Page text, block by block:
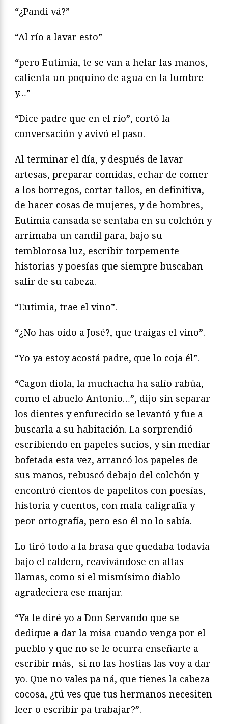
“¿Pandi vá?”
“Al río a lavar esto”
“pero Eutimia, te se van a helar las manos,
calienta un poquino de agua en la lumbre
y…”
“Dice padre que en el río”, cortó la
conversación y avivó el paso.
Al terminar el día, y después de lavar
artesas, preparar comidas, echar de comer
a los borregos, cortar tallos, en definitiva,
de hacer cosas de mujeres, y de hombres,
Eutimia cansada se sentaba en su colchón y
arrimaba un candil para, bajo su
temblorosa luz, escribir torpemente
historias y poesías que siempre buscaban
salir de su cabeza.
“Eutimia, trae el vino”.
“¿No has oído a José?, que traigas el vino”.
“Yo ya estoy acostá padre, que lo coja él”.
“Cagon diola, la muchacha ha salío rabúa,
como el abuelo Antonio…”, dijo sin separar
los dientes y enfurecido se levantó y fue a
buscarla a su habitación. La sorprendió
escribiendo en papeles sucios, y sin mediar
bofetada esta vez, arrancó los papeles de
sus manos, rebuscó debajo del colchón y
encontró cientos de papelitos con poesías,
historia y cuentos, con mala caligrafía y
peor ortografía, pero eso él no lo sabía.
Lo tiró todo a la brasa que quedaba todavía
bajo el caldero, reavivándose en altas
llamas, como si el mismísimo diablo
agradeciera ese manjar.
“Ya le diré yo a Don Servando que se
dedique a dar la misa cuando venga por el
pueblo y que no se le ocurra enseñarte a
escribir más, si no las hostias las voy a dar
yo. Que no vales pa ná, que tienes la cabeza
cocosa, ¿tú ves que tus hermanos necesiten
leer o escribir pa trabajar?”.